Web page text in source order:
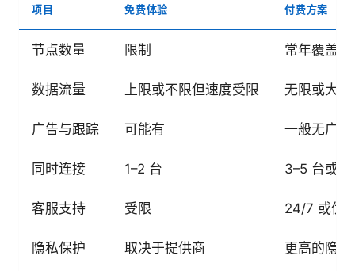
项目 免费体验 付费方案
节点数量 限制 常年覆盖
数据流量 上限或不限但速度受限 无限或大
广告与跟踪 可能有 一般无广
同时连接 1–2 台 3–5 台或
客服支持 受限 24/7 或优
隐私保护 取决于提供商 更高的隐